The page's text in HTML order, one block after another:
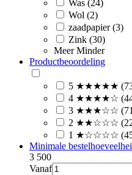
Was (24)
Wol (2)
zaadpapier (3)
Zink (30)
Meer Minder
Productbeoordeling
5 ★★★★★
4 ★★★★☆
3 ★★★☆☆
2 ★★☆☆☆
1 ★☆☆☆☆
Minimale
3 500
Vanaf